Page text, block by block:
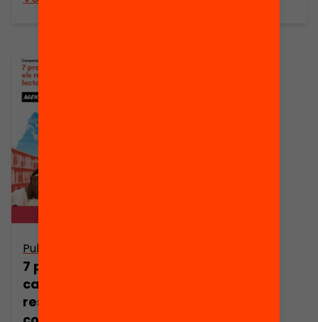
Publicació
7 propostes per
capgirar els
resultats de